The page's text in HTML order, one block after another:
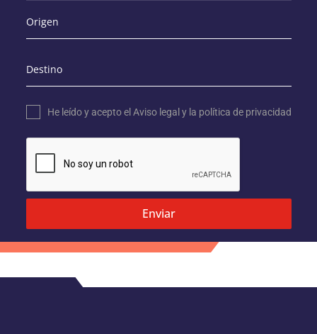
He leído y acepto el Aviso legal y la política de privacidad
Enviar